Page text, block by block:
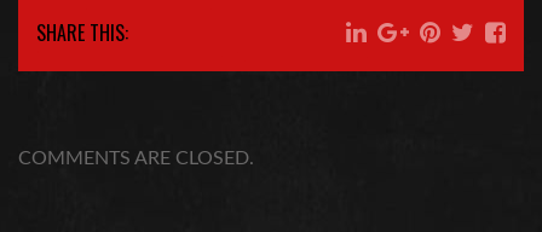
SHARE THIS:
COMMENTS ARE CLOSED.